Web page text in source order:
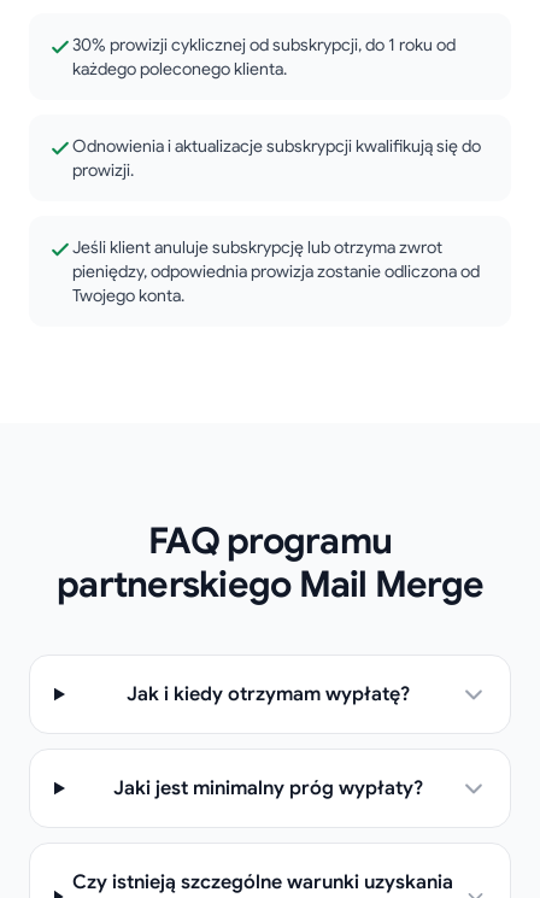
30% prowizji cyklicznej od subskrypcji, do 1 roku od
każdego poleconego klienta.
Odnowienia i aktualizacje subskrypcji kwalifikują się do
prowizji.
Jeśli klient anuluje subskrypcję lub otrzyma zwrot
pieniędzy, odpowiednia prowizja zostanie odliczona od
Twojego konta.
FAQ programu
partnerskiego Mail Merge
Jak i kiedy otrzymam wypłatę?
Jaki jest minimalny próg wypłaty?
Czy istnieją szczególne warunki uzyskania